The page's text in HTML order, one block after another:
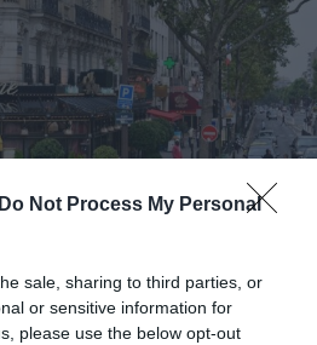
Do Not Process My Personal
sale, sharing to third parties, or
or sensitive information for
please use the below opt-out
Crédit photo : Wikimédia – flightlog